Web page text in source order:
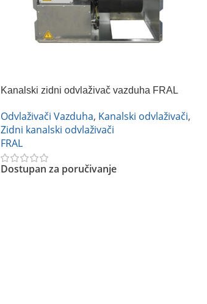
Kanalski zidni odvlaživač vazduha FRAL
Odvlaživači Vazduha, Kanalski odvlaživači,
Zidni kanalski odvlaživači
FRAL
Dostupan za poručivanje